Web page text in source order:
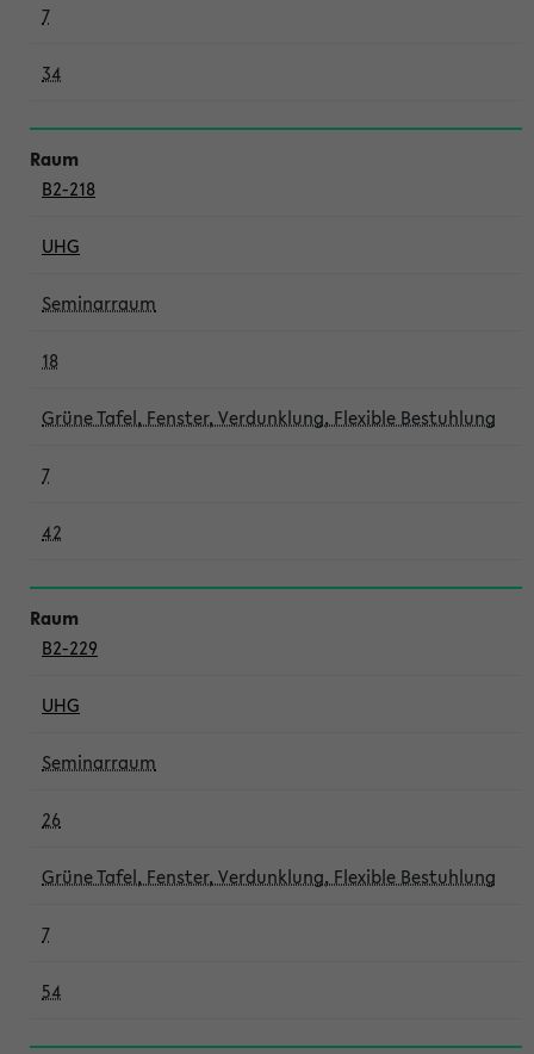
7
34
B2-218
UHG
Seminarraum
18
Grüne Tafel, Fenster, Verdunklung, Flexible Bestuhlung
7
42
B2-229
UHG
Seminarraum
26
Grüne Tafel, Fenster, Verdunklung, Flexible Bestuhlung
7
54